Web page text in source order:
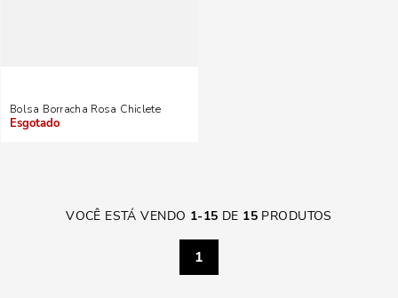
Bolsa Borracha Rosa Chiclete
Indisponível
VOCÊ ESTÁ VENDO 1-15 DE 15 PRODUTOS
1